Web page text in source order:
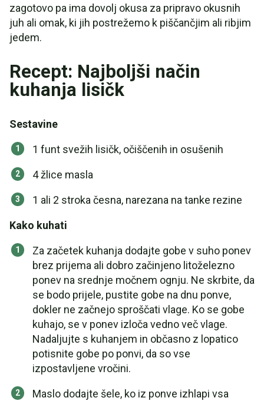
zagotovo pa ima dovolj okusa za pripravo okusnih
juh ali omak, ki jih postrežemo k piščančjim ali ribjim
jedem.
Recept: Najboljši način
kuhanja lisičk
Sestavine
1 funt svežih lisičk, očiščenih in osušenih
4 žlice masla
1 ali 2 stroka česna, narezana na tanke rezine
Kako kuhati
Za začetek kuhanja dodajte gobe v suho ponev
brez prijema ali dobro začinjeno litoželezno
ponev na srednje močnem ognju. Ne skrbite, da
se bodo prijele, pustite gobe na dnu ponve,
dokler ne začnejo sproščati vlage. Ko se gobe
kuhajo, se v ponev izloča vedno več vlage.
Nadaljujte s kuhanjem in občasno z lopatico
potisnite gobe po ponvi, da so vse
izpostavljene vročini.
Maslo dodajte šele, ko iz ponve izhlapi vsa